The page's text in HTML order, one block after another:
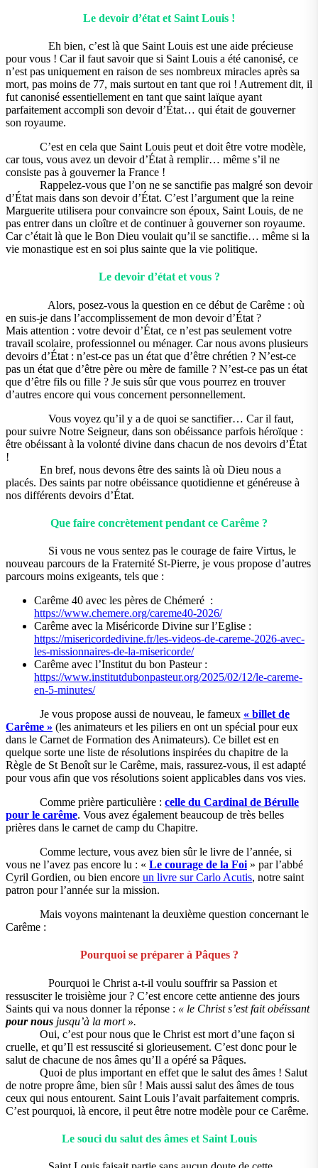
Le devoir d’état et Saint Louis !
Eh bien, c’est là que Saint Louis est une aide précieuse
pour vous ! Car il faut savoir que si Saint Louis a été canonisé, ce
n’est pas uniquement en raison de ses nombreux miracles après sa
mort, pas moins de 77, mais surtout en tant que roi ! Autrement dit, il
fut canonisé essentiellement en tant que saint laïque ayant
parfaitement accompli son devoir d’État… qui était de gouverner
son royaume.
C’est en cela que Saint Louis peut et doit être votre modèle,
car tous, vous avez un devoir d’État à remplir… même s’il ne
consiste pas à gouverner la France !
Rappelez-vous que l’on ne se sanctifie pas malgré son devoir
d’État mais dans son devoir d’État. C’est l’argument que la reine
Marguerite utilisera pour convaincre son époux, Saint Louis, de ne
pas entrer dans un cloître et de continuer à gouverner son royaume.
Car c’était là que le Bon Dieu voulait qu’il se sanctifie… même si la
vie monastique est en soi plus sainte que la vie politique.
Le devoir d’état et vous ?
Alors, posez-vous la question en ce début de Carême : où
en suis-je dans l’accomplissement de mon devoir d’État ?
Mais attention : votre devoir d’État, ce n’est pas seulement votre
travail scolaire, professionnel ou ménager. Car nous avons plusieurs
devoirs d’État : n’est-ce pas un état que d’être chrétien ? N’est-ce
pas un état que d’être père ou mère de famille ? N’est-ce pas un état
que d’être fils ou fille ? Je suis sûr que vous pourrez en trouver
d’autres encore qui vous concernent personnellement.
Vous voyez qu’il y a de quoi se sanctifier… Car il faut,
pour suivre Notre Seigneur, dans son obéissance parfois héroïque :
être obéissant à la volonté divine dans chacun de nos devoirs d’État
!
En bref, nous devons être des saints là où Dieu nous a
placés. Des saints par notre obéissance quotidienne et généreuse à
nos différents devoirs d’État.
Que faire concrètement pendant ce Carême ?
Si vous ne vous sentez pas le courage de faire Virtus, le
nouveau parcours de la Fraternité St-Pierre, je vous propose d’autres
parcours moins exigeants, tels que :
Carême 40 avec les pères de Chémeré :
https://www.chemere.org/careme40-2026/
Carême avec la Miséricorde Divine sur l’Eglise :
https://misericordedivine.fr/les-videos-de-careme-2026-avec-
les-missionnaires-de-la-misericorde/
Carême avec l’Institut du bon Pasteur :
https://www.institutdubonpasteur.org/2025/02/12/le-careme-
en-5-minutes/
Je vous propose aussi de nouveau, le fameux « billet de
Carême » (les animateurs et les piliers en ont un spécial pour eux
dans le Carnet de Formation des Animateurs). Ce billet est en
quelque sorte une liste de résolutions inspirées du chapitre de la
Règle de St Benoît sur le Carême, mais, rassurez-vous, il est adapté
pour vous afin que vos résolutions soient applicables dans vos vies.
Comme prière particulière : celle du Cardinal de Bérulle
pour le carême. Vous avez également beaucoup de très belles
prières dans le carnet de camp du Chapitre.
Comme lecture, vous avez bien sûr le livre de l’année, si
vous ne l’avez pas encore lu : « Le courage de la Foi » par l’abbé
Cyril Gordien, ou bien encore un livre sur Carlo Acutis, notre saint
patron pour l’année sur la mission.
Mais voyons maintenant la deuxième question concernant le
Carême :
Pourquoi se préparer à Pâques ?
Pourquoi le Christ a-t-il voulu souffrir sa Passion et
ressusciter le troisième jour ? C’est encore cette antienne des jours
Saints qui va nous donner la réponse : « le Christ s’est fait obéissant
pour nous jusqu’à la mort ».
Oui, c’est pour nous que le Christ est mort d’une façon si
cruelle, et qu’Il est ressuscité si glorieusement. C’est donc pour le
salut de chacune de nos âmes qu’Il a opéré sa Pâques.
Quoi de plus important en effet que le salut des âmes ! Salut
de notre propre âme, bien sûr ! Mais aussi salut des âmes de tous
ceux qui nous entourent. Saint Louis l’avait parfaitement compris.
C’est pourquoi, là encore, il peut être notre modèle pour ce Carême.
Le souci du salut des âmes et Saint Louis